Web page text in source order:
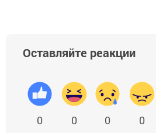
Оставляйте реакции
0 0 0 0